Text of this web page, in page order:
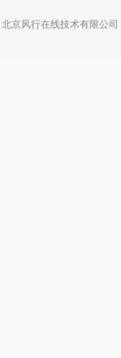
北京风行在线技术有限公司